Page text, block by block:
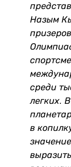
Назым
среди
легких.
в